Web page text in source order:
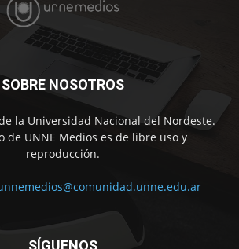
SOBRE NOSOTROS
la Universidad Nacional del Nordeste.
de UNNE Medios es de libre uso y
reproducción.
SÍGUENOS